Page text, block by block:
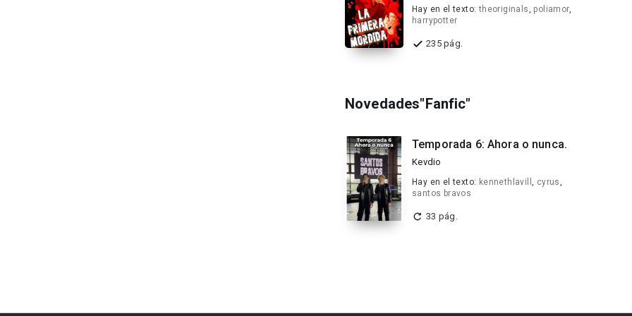
Hay en el texto:theoriginals, poliamor,
harrypotter
235 pág.
Novedades"Fanfic"
Temporada 6: Ahora o nunca.
Kevdio
Hay en el texto: kennethlavill, cyrus,
santos bravos
33 pág.